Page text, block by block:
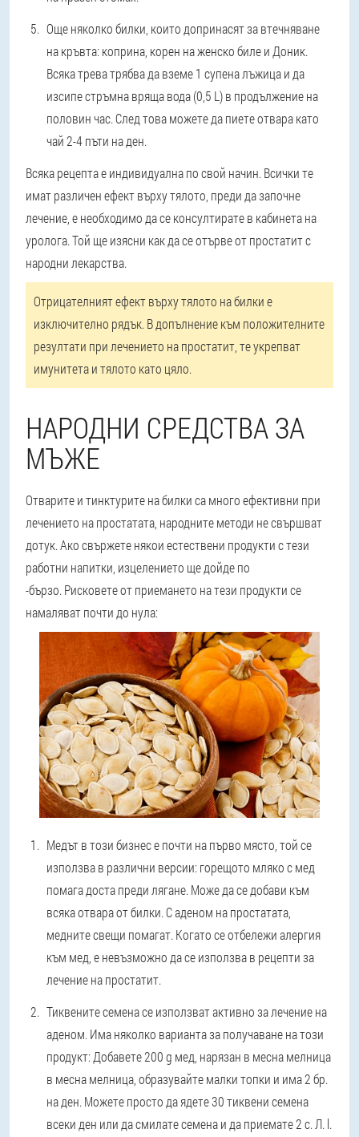
Още няколко билки, които допринасят за втечняване
на кръвта: коприна, корен на женско биле и Доник.
Всяка трева трябва да вземе 1 супена лъжица и да
изсипе стръмна вряща вода (0,5 L) в продължение на
половин час. След това можете да пиете отвара като
чай 2-4 пъти на ден.
Всяка рецепта е индивидуална по свой начин. Всички те
имат различен ефект върху тялото, преди да започне
лечение, е необходимо да се консултирате в кабинета на
уролога. Той ще изясни как да се отърве от простатит с
народни лекарства.
Отрицателният ефект върху тялото на билки е
изключително рядък. В допълнение към положителните
резултати при лечението на простатит, те укрепват
имунитета и тялото като цяло.
НАРОДНИ СРЕДСТВА ЗА
МЪЖЕ
Отварите и тинктурите на билки са много ефективни при
лечението на простатата, народните методи не свършват
дотук. Ако свържете някои естествени продукти с тези
работни напитки, изцелението ще дойде по
-бързо. Рисковете от приемането на тези продукти се
намаляват почти до нула:
Медът в този бизнес е почти на първо място, той се
използва в различни версии: горещото мляко с мед
помага доста преди лягане. Може да се добави към
всяка отвара от билки. С аденом на простатата,
медните свещи помагат. Когато се отбележи алергия
към мед, е невъзможно да се използва в рецепти за
лечение на простатит.
Тиквените семена се използват активно за лечение на
аденом. Има няколко варианта за получаване на този
продукт: Добавете 200 g мед, нарязан в месна мелница
в месна мелница, образувайте малки топки и има 2 бр.
на ден. Можете просто да ядете 30 тиквени семена
всеки ден или да смилате семена и да приемате 2 с. Л. l.